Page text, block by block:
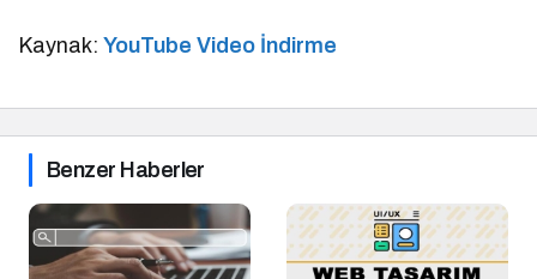
Kaynak:YouTube Video İndirme
Benzer Haberler